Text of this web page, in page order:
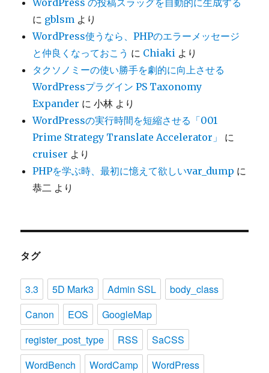
WordPress の投稿スラッグを自動的に生成する
に gblsm より
WordPress使うなら、PHPのエラーメッセージ
と仲良くなっておこう に Chiaki より
タクソノミーの使い勝手を劇的に向上させる
WordPressプラグイン PS Taxonomy
Expander に小林 より
WordPressの実行時間を短縮させる「001
Prime Strategy Translate Accelerator」
に
cruiser より
PHPを学ぶ時、最初に憶えて欲しいvar_dump に
恭二 より
タグ
3.3 5D Mark3 Admin SSL
body_class
Canon
EOS
GoogleMap
register_post_type
RSS
SaCSS
WordBench
WordCamp
WordPress